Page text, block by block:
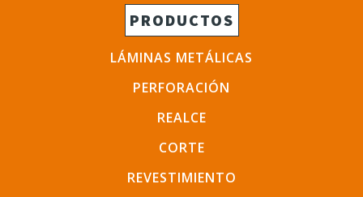
PRODUCTOS
LÁMINAS METÁLICAS
PERFORACIÓN
REALCE
CORTE
REVESTIMIENTO